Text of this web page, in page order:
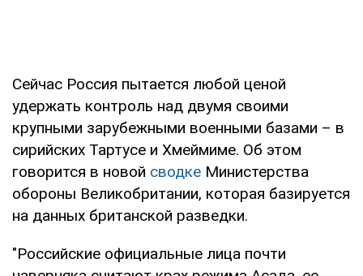
Сейчас Россия пытается любой ценой
удержать контроль над двумя своими
крупными зарубежными военными базами – в
сирийских Тартусе и Хмеймиме. Об этом
говорится в новой сводке Министерства
обороны Великобритании, которая базируется
на данных британской разведки.
"Российские официальные лица почти